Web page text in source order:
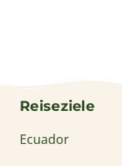
Reiseziele
Ecuador